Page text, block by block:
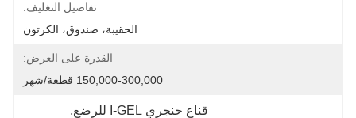
تفاصيل التغليف:
الحقيبة، صندوق، الكرتون
القدرة على العرض:
150,000-300,000 قطعة/شهر
قناع حنجري I-GEL للرضع
,